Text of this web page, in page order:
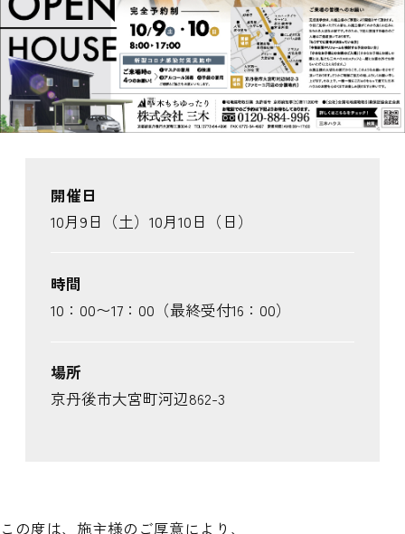
開催日
10月9日（土）10月10日（日）
時間
10：00〜17：00（最終受付16：00）
場所
京丹後市大宮町河辺862-3
この度は、施主様のご厚意により、